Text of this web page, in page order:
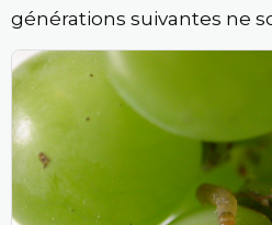
générations suivantes ne